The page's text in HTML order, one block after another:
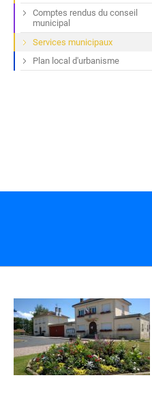
Comptes rendus du conseil
municipal
Services municipaux
Plan local d'urbanisme